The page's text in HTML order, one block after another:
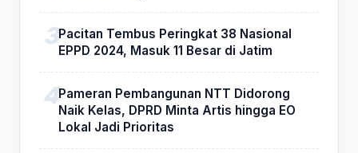
Pacitan Tembus Peringkat 38 Nasional
EPPD 2024, Masuk 11 Besar di Jatim
Pameran Pembangunan NTT Didorong
Naik Kelas, DPRD Minta Artis hingga EO
Lokal Jadi Prioritas